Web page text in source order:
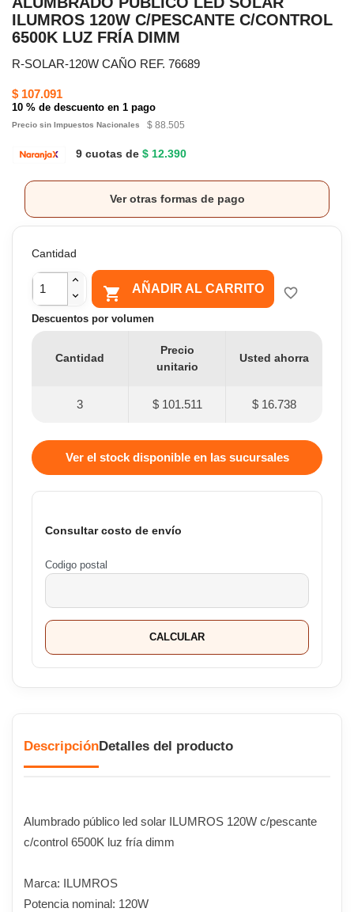
ILUMROS 120W C/PESCANTE C/CONTROL
6500K LUZ FRÍA DIMM
R-SOLAR-120W CAÑO REF. 76689
$ 107.091
10 % de descuento en 1 pago
Precio sin Impuestos Nacionales $ 88.505
9 cuotas de $ 12.390
Ver otras formas de pago
Cantidad
 AÑADIR AL CARRITO favorite_border
Descuentos por volumen
Cantidad
Precio
unitario
Usted ahorra
3 $ 101.511 $ 16.738
Ver el stock disponible en las sucursales
Consultar costo de envío
Codigo postal
CALCULAR
DescripciónDetalles del producto
Alumbrado público led solar ILUMROS 120W c/pescante
c/control 6500K luz fría dimm
Marca: ILUMROS
Potencia nominal: 120W